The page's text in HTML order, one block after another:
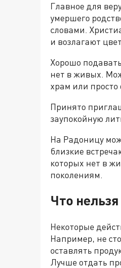
Главное для
умершего
словами.
и возлагают
Хорошо
нет в живых.
храм или
Принято
заупокойную
На Радоницу
близкие
которых нет в
поколениям.
Что
Некоторые
Например, не
оставлять
Лучше отдать